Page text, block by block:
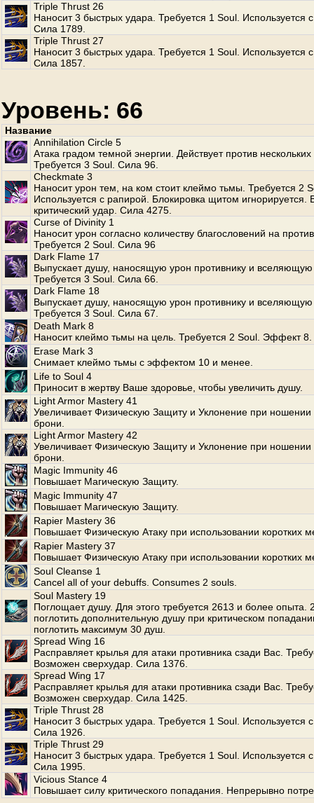
Triple Thrust 26
Наносит 3 быстрых удара. Требуется 1 Soul. Используется
Сила 1789.
Triple Thrust 27
Наносит 3 быстрых удара. Требуется 1 Soul. Используется
Сила 1857.
Уровень: 66
Название
Annihilation Circle 5
Атака градом темной энергии. Действует против
Требуется 3 Soul. Сила 96.
Checkmate 3
Наносит урон тем, на ком стоит клеймо тьмы. Требуется 2
Используется с рапирой. Блокировка щитом игнорируется.
критический удар. Сила 4275.
Curse of Divinity 1
Наносит урон согласно количеству благословений на
Требуется 2 Soul. Сила 96
Dark Flame 17
Выпускает душу, наносящую урон противнику и вселяющую
Требуется 3 Soul. Сила 66.
Dark Flame 18
Выпускает душу, наносящую урон противнику и вселяющую
Требуется 3 Soul. Сила 67.
Death Mark 8
Наносит клеймо тьмы на цель. Требуется 2 Soul. Эффект 8.
Erase Mark 3
Снимает клеймо тьмы с эффектом 10 и менее.
Life to Soul 4
Приносит в жертву Ваше здоровье, чтобы увеличить душу.
Light Armor Mastery 41
Увеличивает Физическую Защиту и Уклонение при ношении
брони.
Light Armor Mastery 42
Увеличивает Физическую Защиту и Уклонение при ношении
брони.
Magic Immunity 46
Повышает Магическую Защиту.
Magic Immunity 47
Повышает Магическую Защиту.
Rapier Mastery 36
Повышает Физическую Атаку при использовании коротких
Rapier Mastery 37
Повышает Физическую Атаку при использовании коротких
Soul Cleanse 1
Cancel all of your debuffs. Consumes 2 souls.
Soul Mastery 19
Поглощает душу. Для этого требуется 2613 и более опыта.
поглотить дополнительную душу при критическом
поглотить максимум 30 душ.
Spread Wing 16
Расправляет крылья для атаки противника сзади Вас.
Возможен сверхудар. Сила 1376.
Spread Wing 17
Расправляет крылья для атаки противника сзади Вас.
Возможен сверхудар. Сила 1425.
Triple Thrust 28
Наносит 3 быстрых удара. Требуется 1 Soul. Используется
Сила 1926.
Triple Thrust 29
Наносит 3 быстрых удара. Требуется 1 Soul. Используется
Сила 1995.
Vicious Stance 4
Повышает силу критического попадания. Непрерывно